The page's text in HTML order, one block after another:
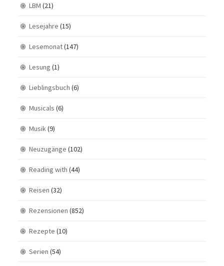
LBM (21)
Lesejahre (15)
Lesemonat(147)
Lesung (1)
Lieblingsbuch (6)
Musicals (6)
Musik(9)
Neuzugänge (102)
Reading with (44)
Reisen (32)
Rezensionen (852)
Rezepte (10)
Serien (54)